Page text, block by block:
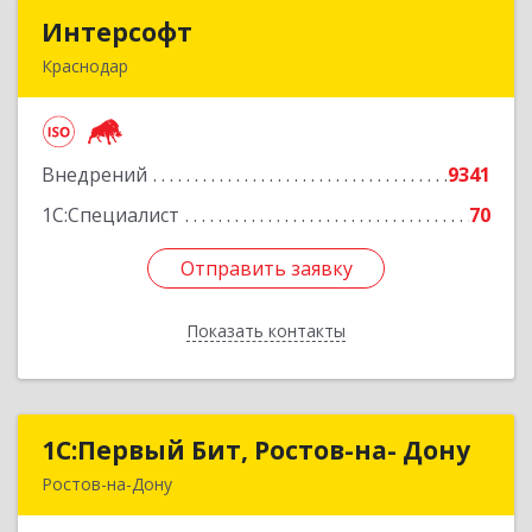
Интерсофт
Краснодар
Внедрений
9341
1С:Специалист
70
Отправить заявку
Показать контакты
Подробнее
Отправить заявку
Назад
1С:Первый Бит, Ростов-на- Дону
Ростов-на-Дону
1С:Первый Бит, Ростов-на- Дону